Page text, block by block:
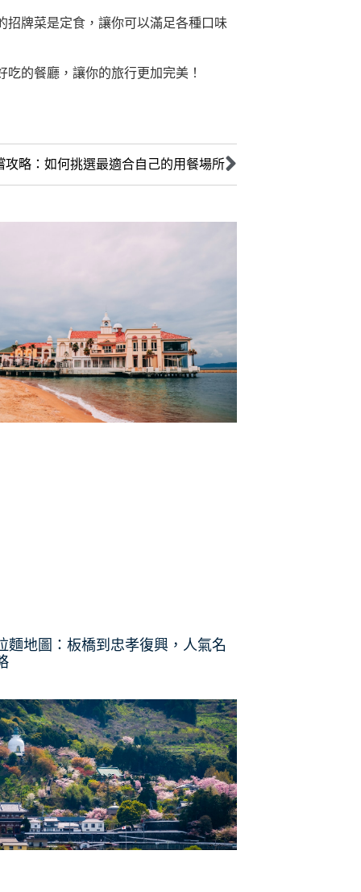
招牌菜是定食，讓你可以滿足各種口味
的餐廳，讓你的旅行更加完美！
攻略：如何挑選最適合自己的用餐場所
麵地圖：板橋到忠孝復興，人氣名